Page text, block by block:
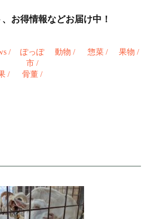
お得情報などお届け中！
/
ぽっぽ
市 /
動物 / 惣菜 / 果物 /
/ 骨董 /